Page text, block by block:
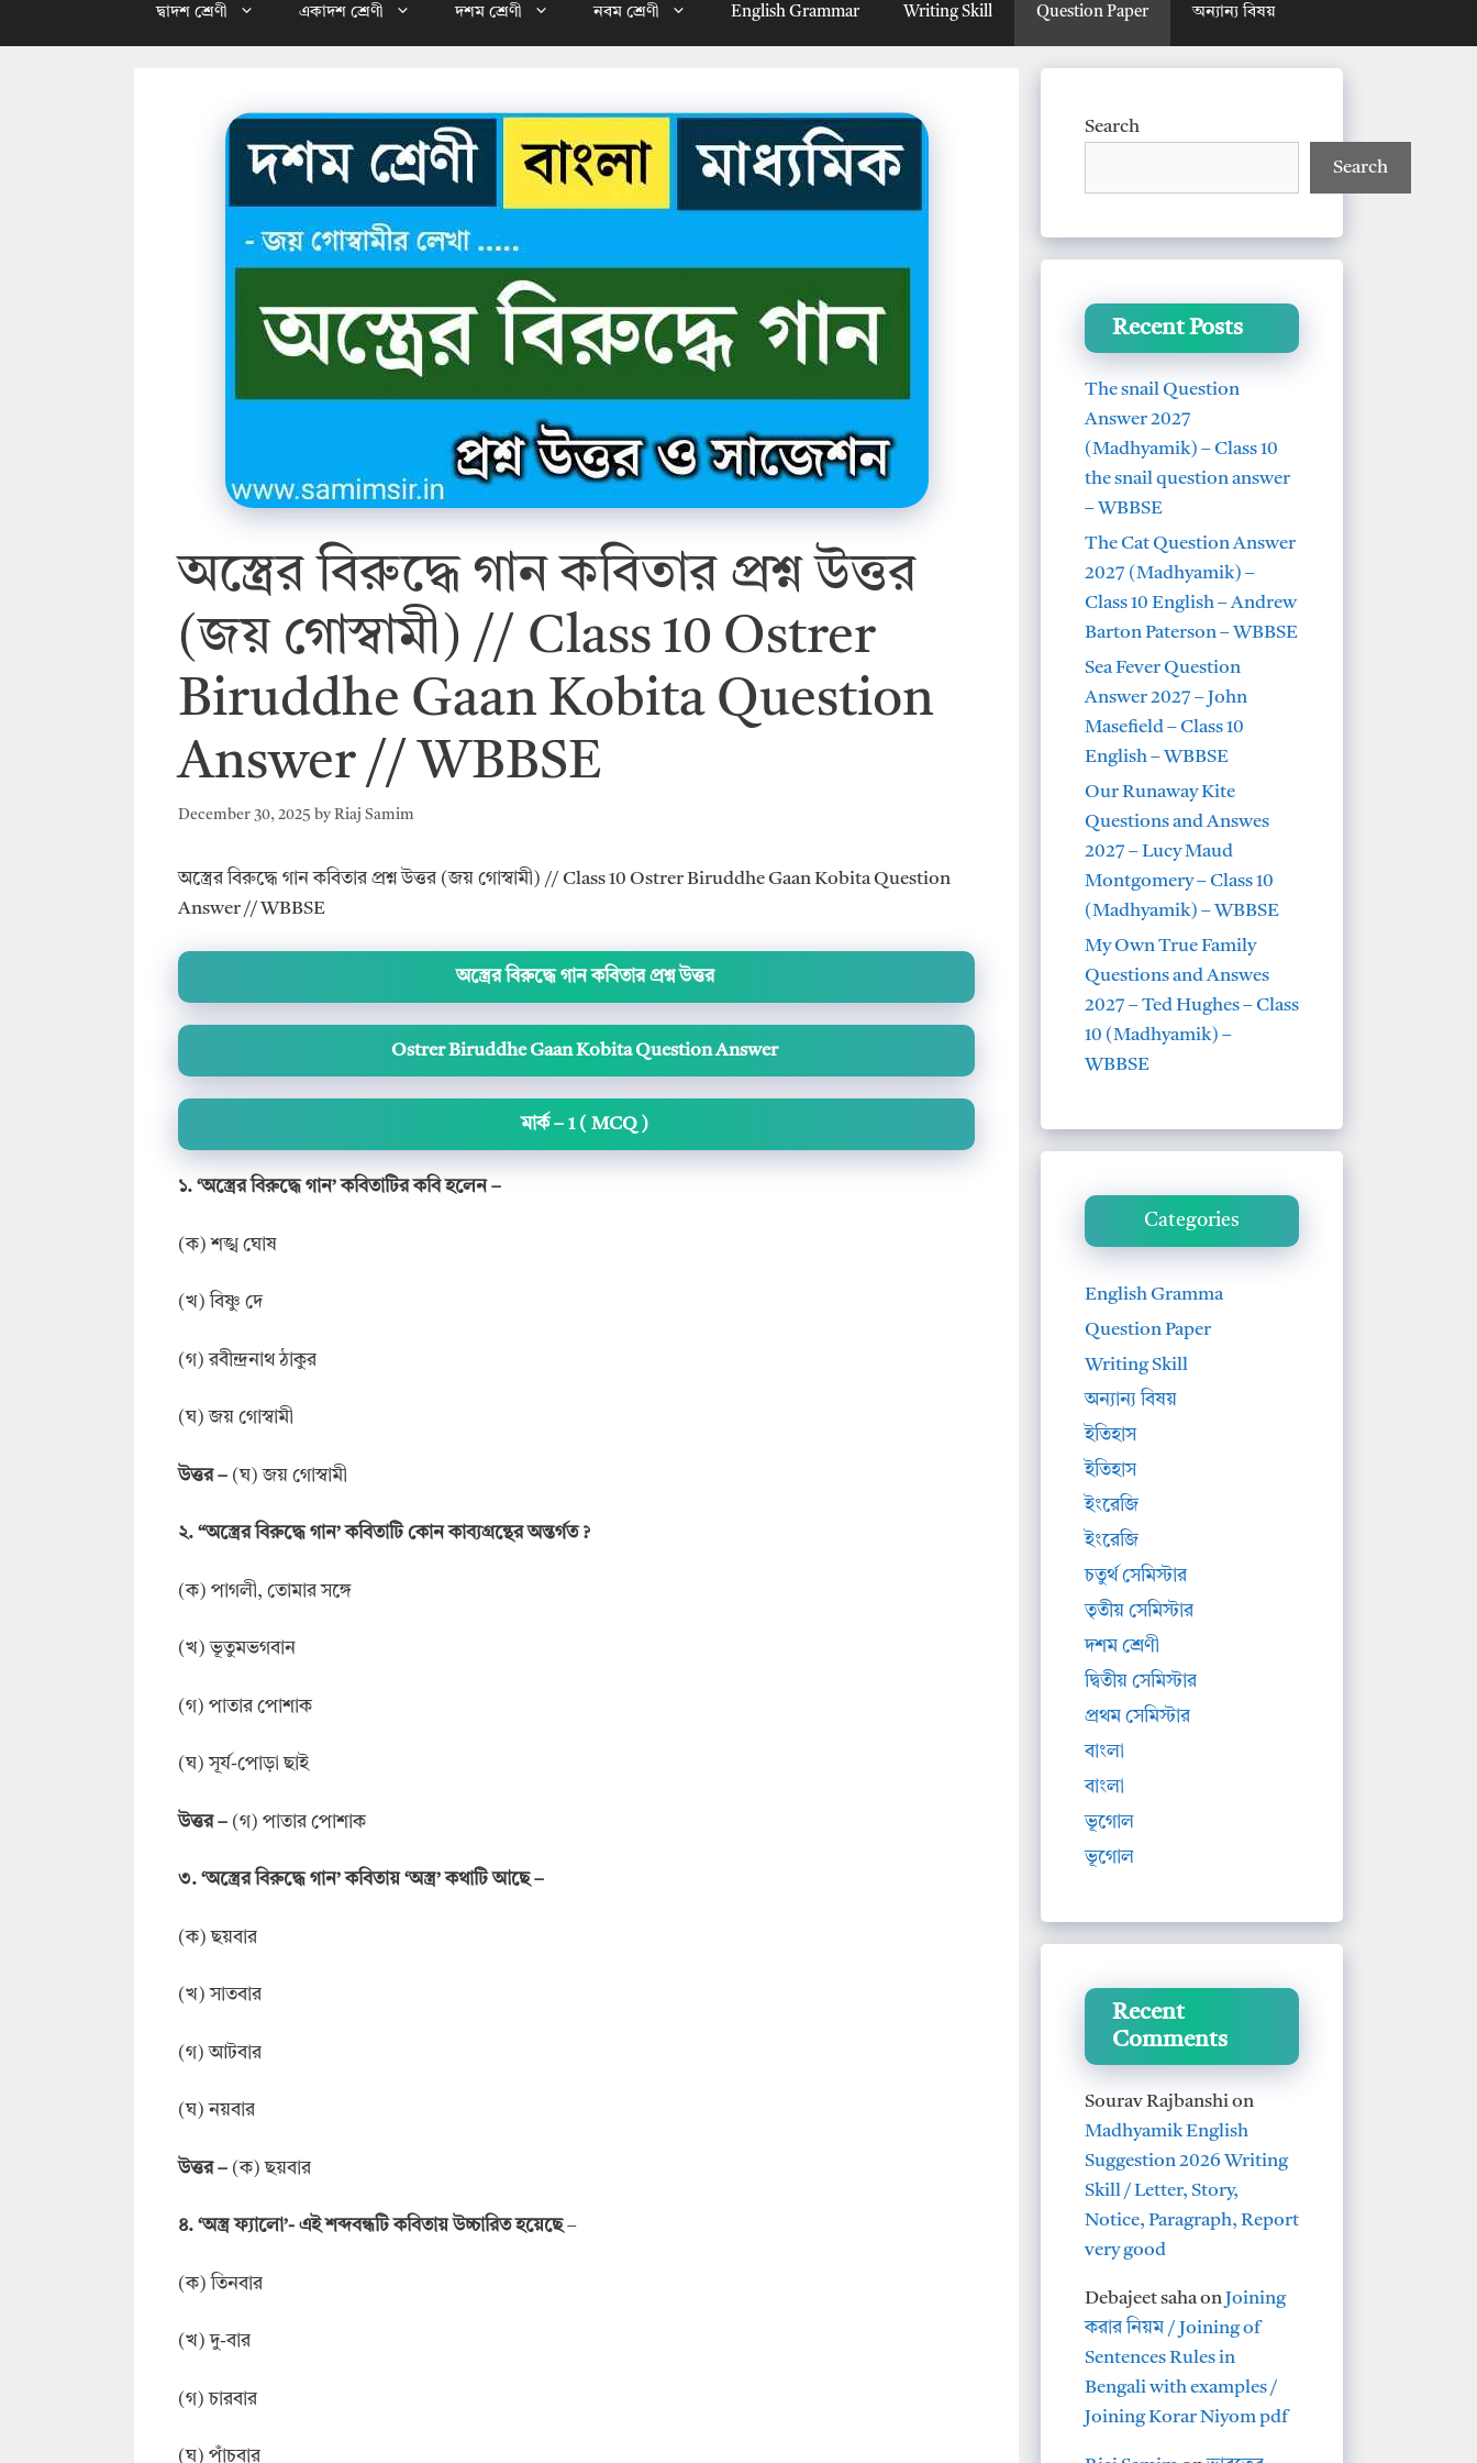
দ্বাদশ শ্রেণী একাদশ শ্রেণী দশম শ্রেণী নবম শ্রেণী English Grammar Writing Skill Question Paper অন্যান্য বিষয়
অস্ত্রের বিরুদ্ধে গান কবিতার প্রশ্ন উত্তর
(জয় গোস্বামী) // Class 10 Ostrer
Biruddhe Gaan Kobita Question
Answer // WBBSE
December 30, 2025 by Riaj Samim
অস্ত্রের বিরুদ্ধে গান কবিতার প্রশ্ন উত্তর (জয় গোস্বামী) // Class 10 Ostrer Biruddhe Gaan Kobita Question
Answer // WBBSE
অস্ত্রের বিরুদ্ধে গান কবিতার প্রশ্ন উত্তর
Ostrer Biruddhe Gaan Kobita Question Answer
মার্ক – 1 ( MCQ )
১. ‘অস্ত্রের বিরুদ্ধে গান’ কবিতাটির কবি হলেন –
(ক) শঙ্খ ঘোষ
(খ) বিষ্ণু দে
(গ) রবীন্দ্রনাথ ঠাকুর
(ঘ) জয় গোস্বামী
উত্তর– (ঘ) জয় গোস্বামী
২. “অস্ত্রের বিরুদ্ধে গান’ কবিতাটি কোন কাব্যগ্রন্থের অন্তর্গত ?
(ক) পাগলী, তোমার সঙ্গে
(খ) ভূতুমভগবান
(গ) পাতার পোশাক
(ঘ) সূর্য-পোড়া ছাই
উত্তর– (গ) পাতার পোশাক
৩. ‘অস্ত্রের বিরুদ্ধে গান’ কবিতায় ‘অস্ত্র’ কথাটি আছে –
(ক) ছয়বার
(খ) সাতবার
(গ) আটবার
(ঘ) নয়বার
উত্তর– (ক) ছয়বার
৪. ‘অস্ত্র ফ্যালো’- এই শব্দবন্ধটি কবিতায় উচ্চারিত হয়েছে–
(ক) তিনবার
(খ) দু-বার
(গ) চারবার
(ঘ) পাঁচবার
Search
Search
Recent Posts
The snail Question
Answer 2027
(Madhyamik) – Class 10
the snail question answer
– WBBSE
The Cat Question Answer
2027 (Madhyamik) –
Class 10 English – Andrew
Barton Paterson – WBBSE
Sea Fever Question
Answer 2027 – John
Masefield – Class 10
English – WBBSE
Our Runaway Kite
Questions and Answes
2027 – Lucy Maud
Montgomery – Class 10
(Madhyamik) – WBBSE
My Own True Family
Questions and Answes
2027 – Ted Hughes – Class
10 (Madhyamik) –
WBBSE
Categories
English Gramma
Question Paper
Writing Skill
অন্যান্য বিষয়
ইতিহাস
ইতিহাস
ইংরেজি
ইংরেজি
চতুর্থ সেমিস্টার
তৃতীয় সেমিস্টার
দশম শ্রেণী
দ্বিতীয় সেমিস্টার
প্রথম সেমিস্টার
বাংলা
বাংলা
ভূগোল
ভূগোল
Recent
Comments
Sourav Rajbanshion
Madhyamik English
Suggestion 2026 Writing
Skill / Letter, Story,
Notice, Paragraph, Report
very good
Debajeet sahaonJoining
করার নিয়ম / Joining of
Sentences Rules in
Bengali with examples /
Joining Korar Niyom pdf